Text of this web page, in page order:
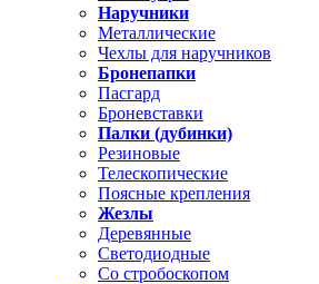
Наручники
Металлические
Чехлы для наручников
Бронепапки
Пасгард
Броневставки
Палки (дубинки)
Резиновые
Телескопические
Поясные крепления
Жезлы
Деревянные
Светодиодные
Со стробоскопом